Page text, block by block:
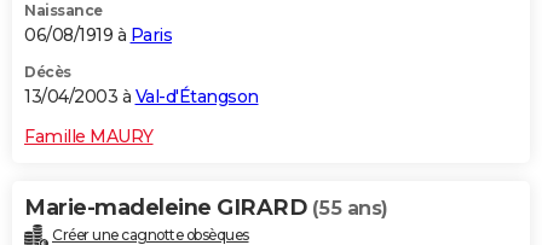
Naissance
06/08/1919 à Paris
Décès
13/04/2003 à Val-d'Étangson
Famille MAURY
Marie-madeleine GIRARD (55 ans)
Créer une cagnotte obsèques